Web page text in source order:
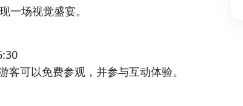
一场视觉盛宴。
可以免费参观，并参与互动体验。